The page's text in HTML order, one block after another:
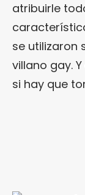
atribuirle
se utilizaron
villano gay.
si hay que